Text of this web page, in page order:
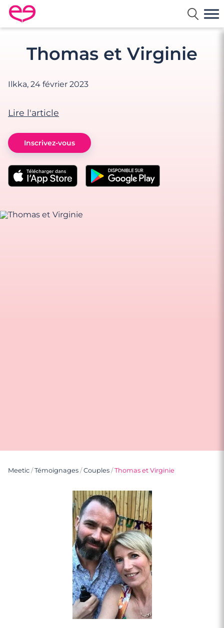
Rencontre en France avec Meetic
Thomas et Virginie
Ilkka, 24 février 2023
Lire l'article
Inscrivez-vous
Meetic /Témoignages /Couples /Thomas et Virginie